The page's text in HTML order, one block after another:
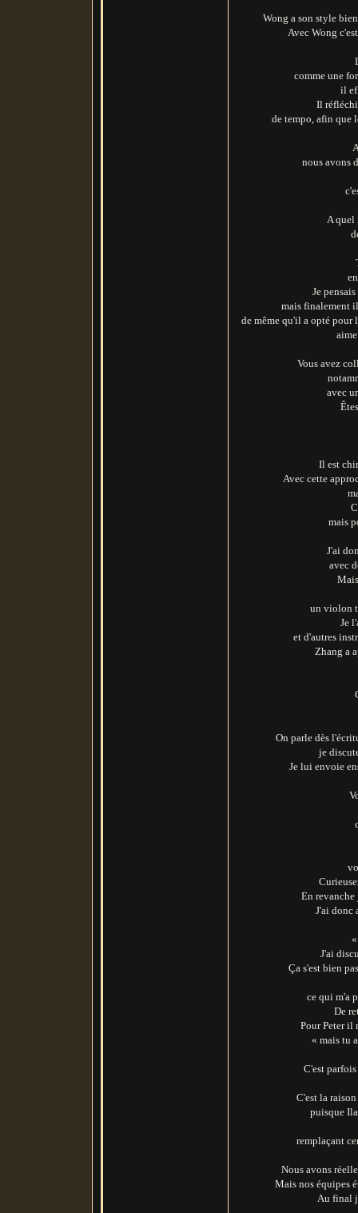
Wong a son style
Avec Wong
comme une
il
Il
de tempo, afin que
nous avons
A quel
Je
mais finalement
de même qu'il a opté pour
Vous avez
avec
Il est
Avec cette
mais
J'ai
avec
un violon
Je
et d'autres
Zhang a
On parle dès
je
Je lui envoie
En revanche
J'ai donc
J'ai
Ça s'est bien
ce qui m'a
De
Pour Peter il
« mais tu
C'est
C'est la
puisque
remplaçant
Nous avons
Mais nos équipes
Au final